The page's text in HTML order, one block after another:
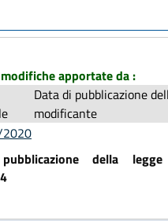
apportate da :
Data di pubblicazione
modificante
della